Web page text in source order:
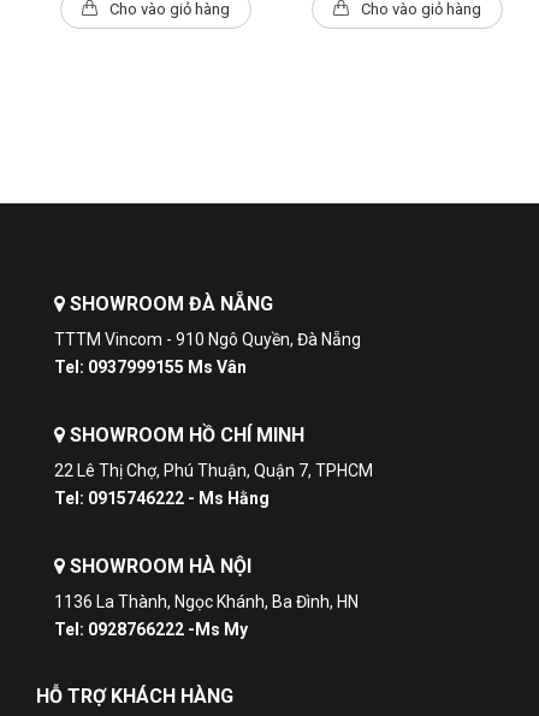
Cho vào giỏ hàng Cho vào giỏ hàng
SHOWROOM ĐÀ NẴNG
TTTM Vincom - 910 Ngô Quyền, Đà Nẵng
Tel: 0937999155 Ms Vân
SHOWROOM HỒ CHÍ MINH
22 Lê Thị Chợ, Phú Thuận, Quận 7, TPHCM
Tel: 0915746222 - Ms Hằng
SHOWROOM HÀ NỘI
1136 La Thành, Ngọc Khánh, Ba Đình, HN
Tel: 0928766222 -Ms My
HỖ TRỢ KHÁCH HÀNG